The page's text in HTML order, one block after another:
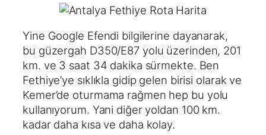
Yine Google Efendi bilgilerine dayanarak,
bu güzergah D350/E87 yolu üzerinden, 201
km. ve 3 saat 34 dakika sürmekte. Ben
Fethiye’ye sıklıkla gidip gelen birisi olarak ve
Kemer’de oturmama rağmen hep bu yolu
kullanıyorum. Yani diğer yoldan 100 km.
kadar daha kısa ve daha kolay.